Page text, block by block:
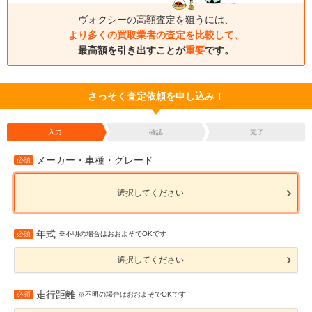
ヴォクシーの高額査定を狙うには、
より多くの買取業者の査定を比較して、
最高額を引き出すことが重要です。
さっそく査定依頼を申し込み！
入力 確認 完了
必須 メーカー・車種・グレード
選択してください
必須 年式 ※不明の場合はおおよそでOKです
選択してください
必須 走行距離 ※不明の場合はおおよそでOKです